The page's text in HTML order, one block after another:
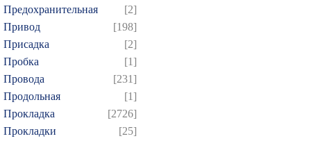
Предохранительная
[2]
Привод
[198]
Присадка
[2]
Пробка
[1]
Провода
[231]
Продольная
[1]
Прокладка
[2726]
Прокладки
[25]